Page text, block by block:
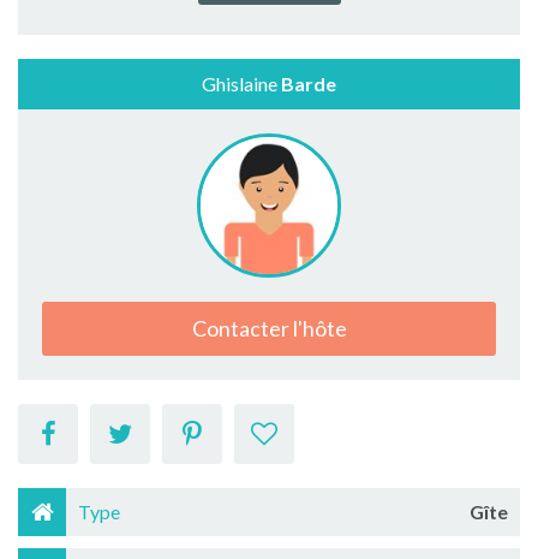
Ghislaine Barde
Contacter l'hôte
Type Gîte